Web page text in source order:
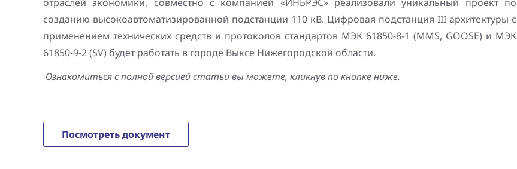
Генерация электроэнергии
Повышение надежности
электроснабжения
Шкафы РЗА 110-220 кВ
Устройства релейной защиты и автоматики
Оборудование компенсации емкостных
созданию высокоавтоматизированной подстанции 110 кВ. Цифровая подстанция III архитектуры с
применением технических средств и протоколов стандартов МЭК 61850-8-1 (MMS, GOOSE) и МЭК
61850-9-2 (SV) будет работать в городе Выксе Нижегородской области.
Ознакомиться с полной версией статьи вы можете, кликнув по кнопке ниже.
Посмотреть документ